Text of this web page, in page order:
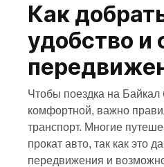
Как
удобство и
Чтобы поездка на
комфортной, важно
транспорт. Многие
прокат авто, так как это
передвижения и